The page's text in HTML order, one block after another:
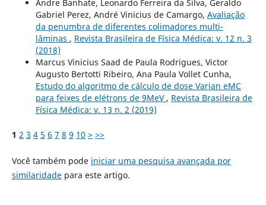
Andre Banhate, Leonardo Ferreira da Silva, Geraldo
Gabriel Perez, André Vinicius de Camargo, Avaliação
da penumbra de diferentes colimadores multi-
lâminas , Revista Brasileira de Física Médica: v. 12 n. 3
(2018)
Marcus Vinicius Saad de Paula Rodrigues, Victor
Augusto Bertotti Ribeiro, Ana Paula Vollet Cunha,
Estudo do algoritmo de cálculo de dose Varian eMC
para feixes de elétrons de 9MeV , Revista Brasileira de
Física Médica: v. 13 n. 2 (2019)
1 2 3 4 5 6 7 8 9 10 > >>
Você também pode iniciar uma pesquisa avançada por
similaridadepara este artigo.